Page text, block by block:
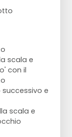
scala e
con il
e
scala e